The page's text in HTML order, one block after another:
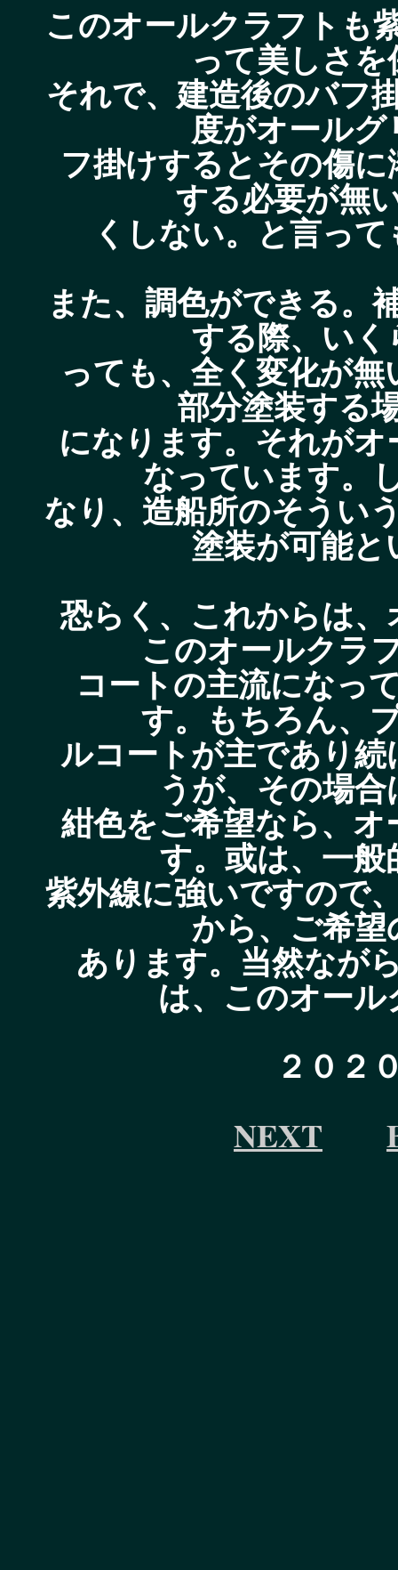
このオールクラフトも
って美しさ
それで、建造後のバフ
度がオール
フ掛けするとその傷
する必要が無
くしない。と言っ
また、調色ができる。
する際、い
っても、全く変化が
部分塗装する
になります。それが
なっています。
なり、造船所のそうい
塗装が可能
恐らく、これからは
このオールクラ
コートの主流になっ
す。もちろん、
ルコートが主であり
うが、その場
紺色をご希望なら、
す。或は、一
紫外線に強いですので
から、ご希
あります。当然なが
は、このオー
２０２
NEXT